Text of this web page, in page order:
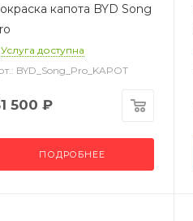
капота BYD Song
Услуга доступна
BYD_Song_Pro_KAPOT
500 ₽
ПОДРОБНЕЕ